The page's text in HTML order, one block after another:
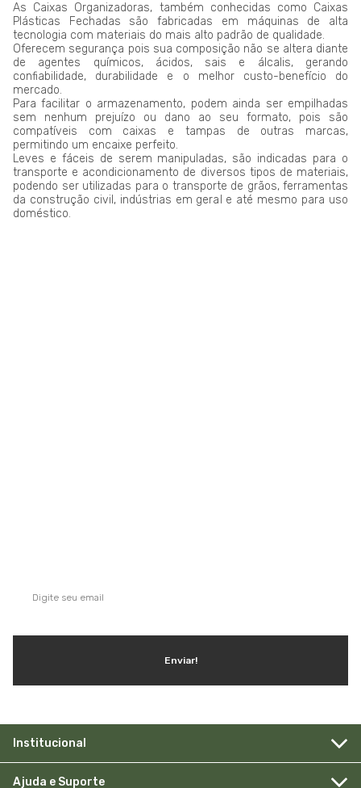
As Caixas Organizadoras, também conhecidas como Caixas
Plásticas Fechadas são fabricadas em máquinas de alta
tecnologia com materiais do mais alto padrão de qualidade.
Oferecem segurança pois sua composição não se altera diante
de agentes químicos, ácidos, sais e álcalis, gerando
confiabilidade, durabilidade e o melhor custo-benefício do
mercado.
Para facilitar o armazenamento, podem ainda ser empilhadas
sem nenhum prejuízo ou dano ao seu formato, pois são
compatíveis com caixas e tampas de outras marcas,
permitindo um encaixe perfeito.
Leves e fáceis de serem manipuladas, são indicadas para o
transporte e acondicionamento de diversos tipos de materiais,
podendo ser utilizadas para o transporte de grãos, ferramentas
da construção civil, indústrias em geral e até mesmo para uso
doméstico.
Enviar!
Institucional
Ajuda e Suporte